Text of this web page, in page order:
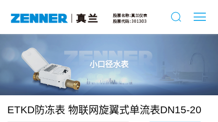
小口径水表
ETKD防冻表 物联网旋翼式单流表DN15-20